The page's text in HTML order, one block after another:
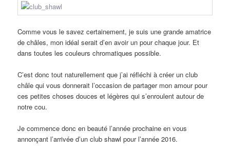
Comme vous le savez certainement, je suis une grande amatrice
de châles, mon idéal serait d’en avoir un pour chaque jour. Et
dans toutes les couleurs chromatiques possible.
C’est donc tout naturellement que j’ai réfléchi à créer un club
châle qui vous donnerait l’occasion de partager mon amour pour
ces petites choses douces et légères qui s’enroulent autour de
notre cou.
Je commence donc en beauté l’année prochaine en vous
annonçant l’arrivée d’un club shawl pour l’année 2016.